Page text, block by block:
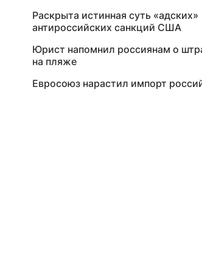
Раскрыта истинная суть «адских»
антироссийских санкций США
Юрист напомнил россиянам о
на пляже
Евросоюз нарастил импорт